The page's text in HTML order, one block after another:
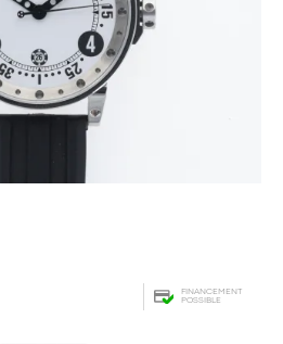
FINANCEMENT
POSSIBLE